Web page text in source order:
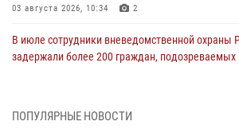
03 августа 2026, 10:34 2
В июле сотрудники вневедомственной охраны
задержали более 200 граждан,
ПОПУЛЯРНЫЕ НОВОСТИ